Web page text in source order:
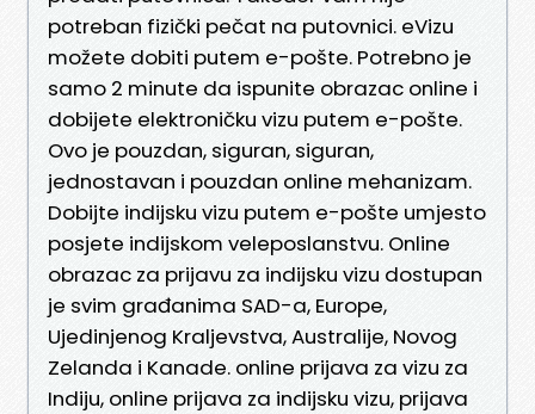
potreban fizički pečat na putovnici. eVizu
možete dobiti putem e-pošte. Potrebno je
samo 2 minute da ispunite obrazac online i
dobijete elektroničku vizu putem e-pošte.
Ovo je pouzdan, siguran, siguran,
jednostavan i pouzdan online mehanizam.
Dobijte indijsku vizu putem e-pošte umjesto
posjete indijskom veleposlanstvu. Online
obrazac za prijavu za indijsku vizu dostupan
je svim građanima SAD-a, Europe,
Ujedinjenog Kraljevstva, Australije, Novog
Zelanda i Kanade. online prijava za vizu za
Indiju, online prijava za indijsku vizu, prijava